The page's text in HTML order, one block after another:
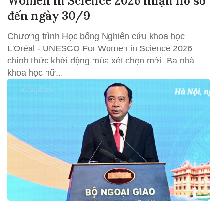
đến ngày 30/9
Chương trình Học bổng Nghiên cứu khoa học
L'Oréal - UNESCO For Women in Science 2026
chính thức khởi động mùa xét chọn mới. Ba nhà
khoa học nữ...